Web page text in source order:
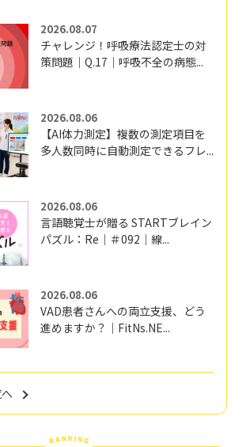
2026.08.07
チャレンジ！呼吸療法認定士の対
策問題｜Q.17｜呼吸不全の病態...
2026.08.06
【AI体力測定】複数の測定項目を
多人数同時に自動測定できるフレ...
2026.08.06
言語聴覚士が贈る STARTブレイン
パズル：Re｜＃092｜線...
2026.08.06
VAD患者さんへの両立支援、どう
進めますか？｜FitNs.NE...